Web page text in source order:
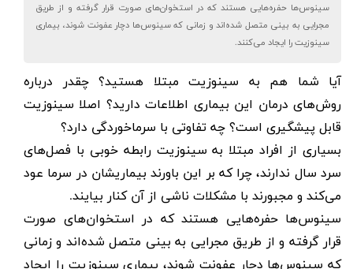
سینوس‌ها حفره‌هایی هستند که در استخوان‌های صورت قرار گرفته‌ و از طریق
مجرایی به بینی متصل‌ شده‌اند و زمانی که سینوس‌ها دچار عفونت شوند، بیماری
سینوزیت را ایجاد می‌کنند.
آیا شما هم به سینوزیت مبتلا هستید؟ چقدر درباره
روش‌های درمان این بیماری اطلاعات دارید؟ اصلا سینوزیت
قابل پیشگیری است؟ چه تفاوتی با سرماخوردگی دارد؟
بسیاری از افراد مبتلا به سینوزیت رابطه خوبی با فصل‌های
سرد سال ندارند، چرا که بر این باورند بیماریشان در سرما عود
می‌کند و مجبورند با مشکلات ناشی از آن کنار بیایند.
سینوس‌ها حفره‌هایی هستند که در استخوان‌های صورت
قرار گرفته‌ و از طریق مجرایی به بینی متصل‌ شده‌اند و زمانی
که سینوس‌ها دچار عفونت شوند، بیماری سینوزیت را ایجاد